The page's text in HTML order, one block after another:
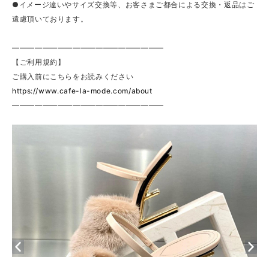
●イメージ違いやサイズ交換等、お客さまご都合による交換・返品はご
遠慮頂いております。
————————————————————
【ご利用規約】
ご購入前にこちらをお読みください
https://www.cafe-la-mode.com/about
————————————————————